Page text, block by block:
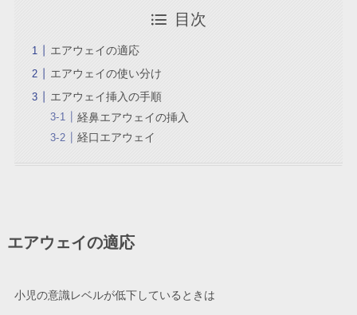
目次
エアウェイの適応
エアウェイの使い分け
エアウェイ挿入の手順
経鼻エアウェイの挿入
経口エアウェイ
エアウェイの適応
小児の意識レベルが低下しているときは